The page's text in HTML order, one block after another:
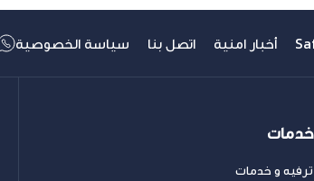
أخبار امنية اتصل بنا سياسة الخصوصية
خدمات
ترفيه و خدمات